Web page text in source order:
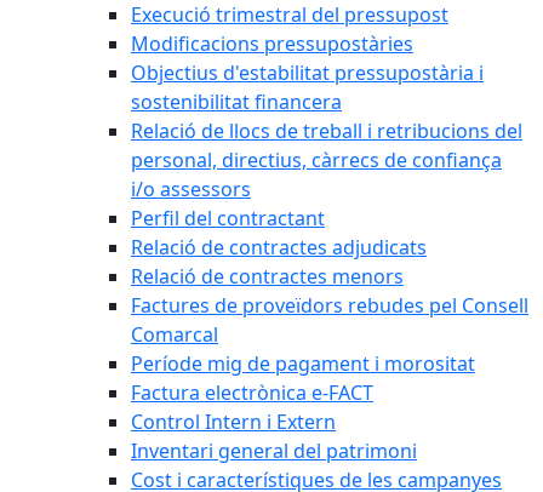
Execució trimestral del pressupost
Modificacions pressupostàries
Objectius d'estabilitat pressupostària i
sostenibilitat financera
Relació de llocs de treball i retribucions del
personal, directius, càrrecs de confiança
i/o assessors
Perfil del contractant
Relació de contractes adjudicats
Relació de contractes menors
Factures de proveïdors rebudes pel Consell
Comarcal
Període mig de pagament i morositat
Factura electrònica e-FACT
Control Intern i Extern
Inventari general del patrimoni
Cost i característiques de les campanyes